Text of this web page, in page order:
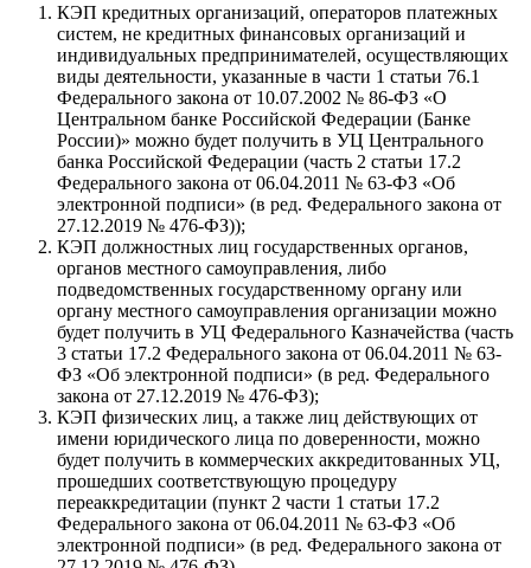
КЭП кредитных организаций, операторов платежных
систем, не кредитных финансовых организаций и
индивидуальных предпринимателей, осуществляющих
виды деятельности, указанные в части 1 статьи 76.1
Федерального закона от 10.07.2002 № 86-ФЗ «О
Центральном банке Российской Федерации (Банке
России)» можно будет получить в УЦ Центрального
банка Российской Федерации (часть 2 статьи 17.2
Федерального закона от 06.04.2011 № 63-ФЗ «Об
электронной подписи» (в ред. Федерального закона от
27.12.2019 № 476-ФЗ));
КЭП должностных лиц государственных органов,
органов местного самоуправления, либо
подведомственных государственному органу или
органу местного самоуправления организации можно
будет получить в УЦ Федерального Казначейства (часть
3 статьи 17.2 Федерального закона от 06.04.2011 № 63-
ФЗ «Об электронной подписи» (в ред. Федерального
закона от 27.12.2019 № 476-ФЗ);
КЭП физических лиц, а также лиц действующих от
имени юридического лица по доверенности, можно
будет получить в коммерческих аккредитованных УЦ,
прошедших соответствующую процедуру
переаккредитации (пункт 2 части 1 статьи 17.2
Федерального закона от 06.04.2011 № 63-ФЗ «Об
электронной подписи» (в ред. Федерального закона от